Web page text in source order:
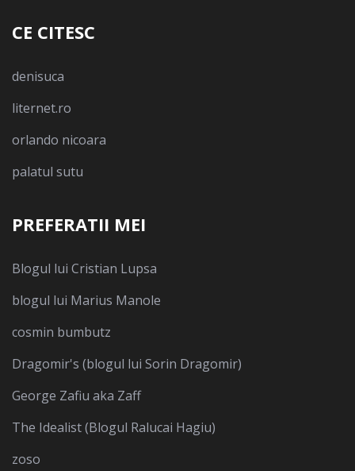
CE CITESC
denisuca
liternet.ro
orlando nicoara
palatul sutu
PREFERATII MEI
Blogul lui Cristian Lupsa
blogul lui Marius Manole
cosmin bumbutz
Dragomir's (blogul lui Sorin Dragomir)
George Zafiu aka Zaff
The Idealist (Blogul Ralucai Hagiu)
zoso